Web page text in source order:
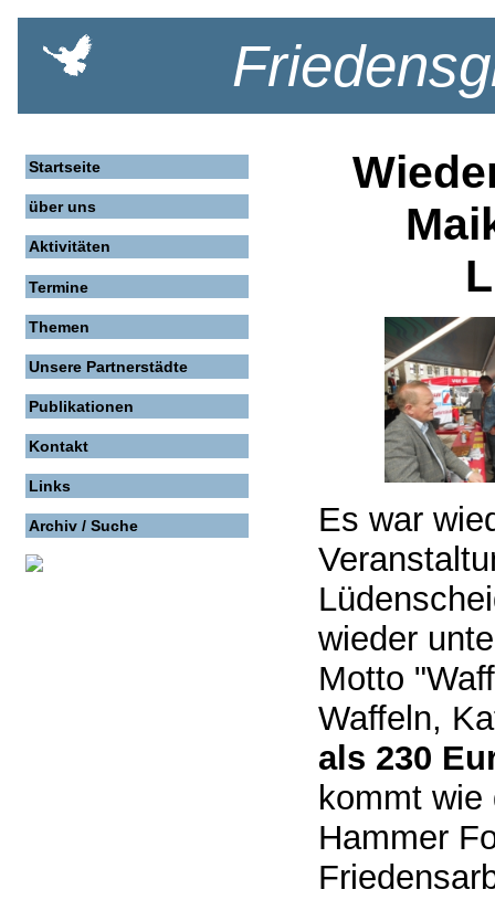
Startseite
über uns
Aktivitäten
Termine
Themen
Unsere Partnerstädte
Publikationen
Kontakt
Links
Archiv / Suche
Es war
wieder
Motto
Waffeln,
als 230
kommt wie
Hammer